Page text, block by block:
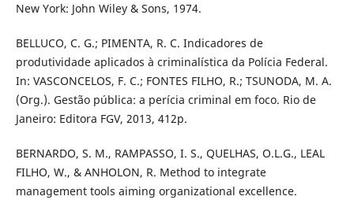
New York: John Wiley & Sons, 1974.
BELLUCO, C. G.; PIMENTA, R. C. Indicadores de
produtividade aplicados à criminalística da Polícia Federal.
In: VASCONCELOS, F. C.; FONTES FILHO, R.; TSUNODA, M. A.
(Org.). Gestão pública: a perícia criminal em foco. Rio de
Janeiro: Editora FGV, 2013, 412p.
BERNARDO, S. M., RAMPASSO, I. S., QUELHAS, O.L.G., LEAL
FILHO, W., & ANHOLON, R. Method to integrate
management tools aiming organizational excellence.